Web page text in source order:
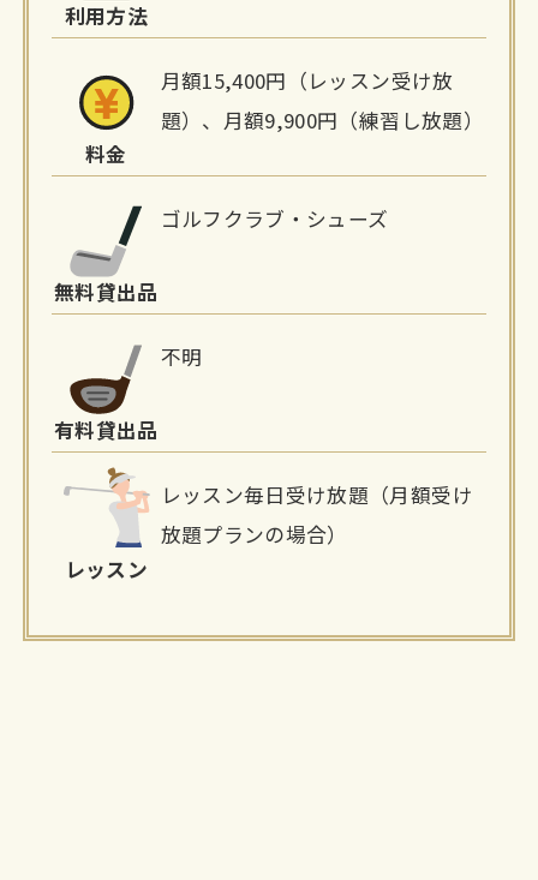
報 利用方法
料金
月額15,400円（レッスン受け放
題）、月額9,900円（練習し放題）
無料貸出品
ゴルフクラブ・シューズ
有料貸出品
不明
レッスン
レッスン毎日受け放題（月額受け
放題プランの場合）